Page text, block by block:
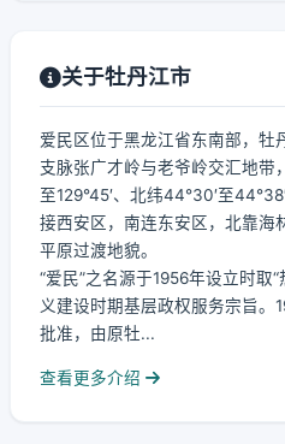
关于牡丹江市
爱民区位于黑龙江省东南部，牡
支脉张广才岭与老爷岭交汇地带
至129°45′、北纬44°30′至
接西安区，南连东安区，北靠海
平原过渡地貌。
“爱民”之名源于1956年设立时取
义建设时期基层政权服务宗旨。
批准，由原牡...
查看更多介绍